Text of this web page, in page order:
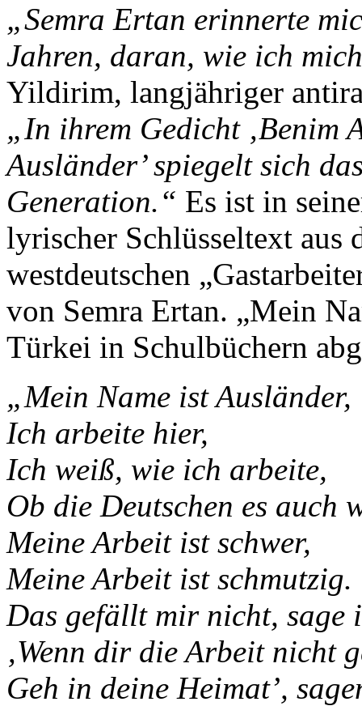
„Semra Ertan erinnerte
Jahren, daran, wie ich
Yildirim, langjähriger
„In ihrem Gedicht ‚Benim
Ausländer’ spiegelt sich
Generation.“ Es ist in
lyrischer Schlüsseltext aus
westdeutschen
von Semra Ertan. „Mein
Türkei in Schulbüchern
„Mein Name ist Ausländer,
Ich arbeite hier,
Ich weiß, wie ich arbeite,
Ob die Deutschen es auch
Meine Arbeit ist schwer,
Meine Arbeit ist schmutzig.
Das gefällt mir nicht, sage
‚Wenn dir die Arbeit nicht
Geh in deine Heimat’,